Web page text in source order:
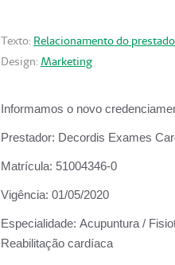
Texto: Relacionamento do
Design: Marketing
Informamos o novo
Prestador: Decordis Exames
Matrícula: 51004346-0
Vigência: 01/05/2020
Especialidade: Acupuntura /
Reabilitação cardíaca